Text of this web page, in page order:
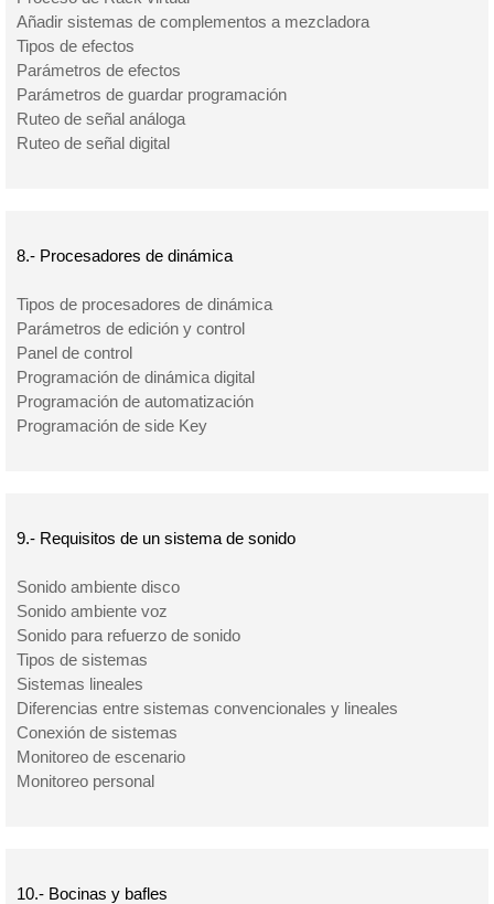
Añadir sistemas de complementos a mezcladora
Tipos de efectos
Parámetros de efectos
Parámetros de guardar programación
Ruteo de señal análoga
Ruteo de señal digital
8.- Procesadores de dinámica
Tipos de procesadores de dinámica
Parámetros de edición y control
Panel de control
Programación de dinámica digital
Programación de automatización
Programación de side Key
9.- Requisitos de un sistema de sonido
Sonido ambiente disco
Sonido ambiente voz
Sonido para refuerzo de sonido
Tipos de sistemas
Sistemas lineales
Diferencias entre sistemas convencionales y lineales
Conexión de sistemas
Monitoreo de escenario
Monitoreo personal
10.- Bocinas y bafles